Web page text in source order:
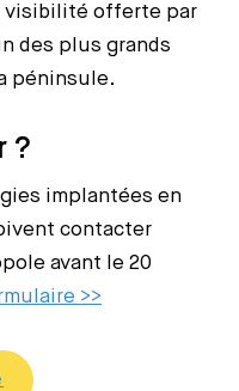
visibilité offerte par
des plus grands
péninsule.
?
implantées en
contacter
avant le 20
>>